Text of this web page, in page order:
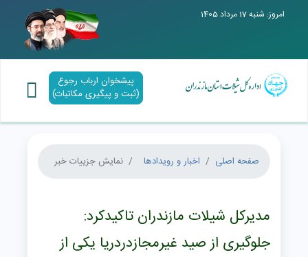
امروز: شنبه 17 مرداد 1405
پیشخوان ارباب رجوع
(ثبت و پیگیری مکاتبات)
صفحه اصلی اخبار و رویدادها نمایش جزییات خبر
مدیرکل شیلات مازندران تاکیدکرد:
جلوگیری از صید غیرمجازدردریا یکی از